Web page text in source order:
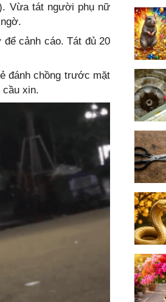
Vừa tát người phụ nữ
cảnh cáo. Tát đủ 20
đánh chồng trước mặt
cầu xin.